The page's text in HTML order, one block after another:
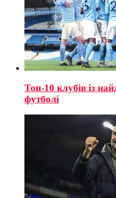
Топ-10 клубів із
футболі